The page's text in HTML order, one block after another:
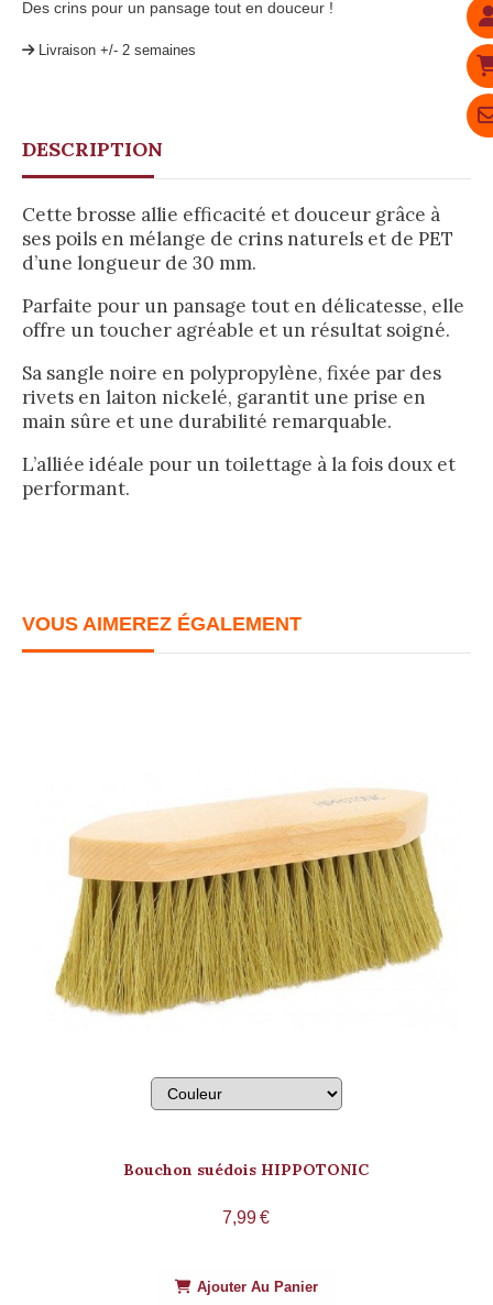
Des crins pour un pansage tout en douceur !
Livraison +/- 2 semaines
DESCRIPTION
Cette brosse allie efficacité et douceur grâce à
ses poils en mélange de crins naturels et de PET
d’une longueur de 30 mm.
Parfaite pour un pansage tout en délicatesse, elle
offre un toucher agréable et un résultat soigné.
Sa sangle noire en polypropylène, fixée par des
rivets en laiton nickelé, garantit une prise en
main sûre et une durabilité remarquable.
L’alliée idéale pour un toilettage à la fois doux et
performant.
VOUS AIMEREZ ÉGALEMENT
Bouchon suédois HIPPOTONIC
7,99€
Ajouter Au Panier